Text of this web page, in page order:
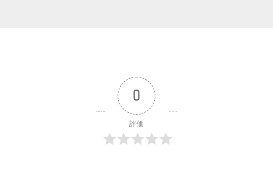
0
評価